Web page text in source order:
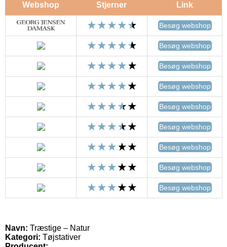
Webshop Stjerner Link
Besøg webshop
Besøg webshop
Besøg webshop
Besøg webshop
Besøg webshop
Besøg webshop
Besøg webshop
Besøg webshop
Besøg webshop
Navn: Træstige – Natur
Kategori: Tøjstativer